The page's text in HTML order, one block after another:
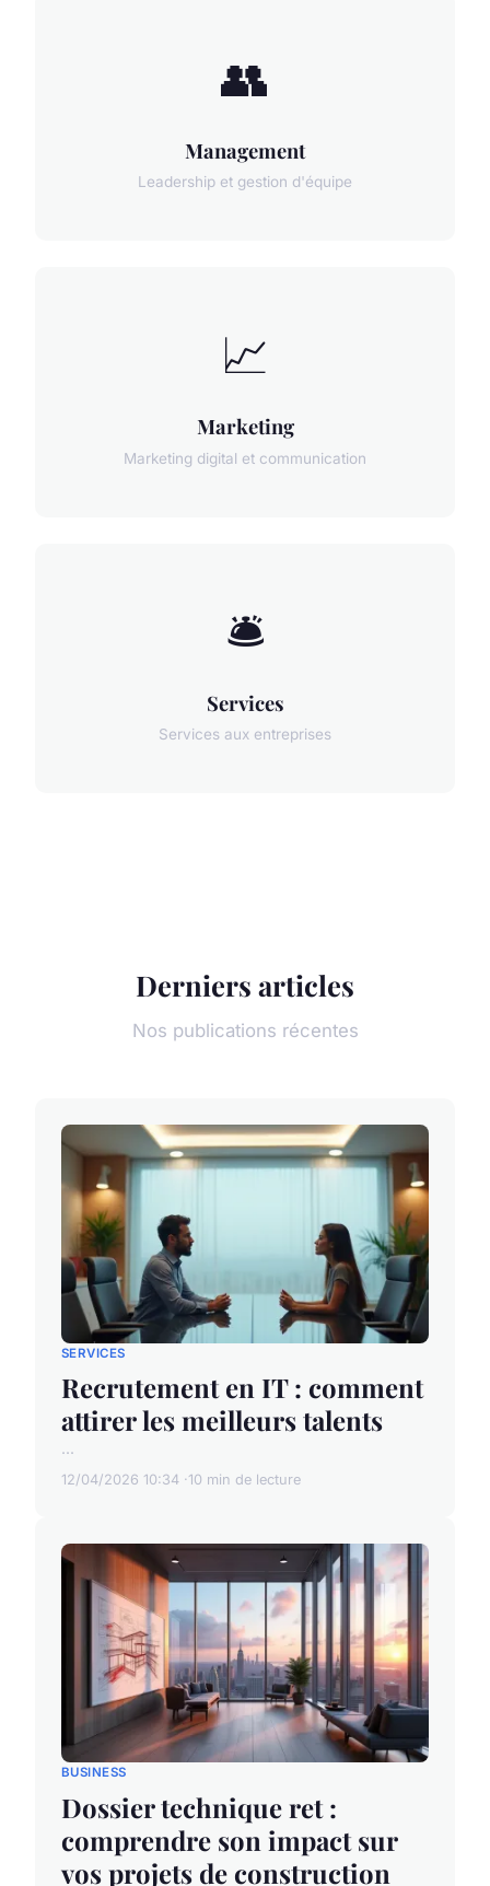
👥
Management
Leadership et gestion d'équipe
📈
Marketing
Marketing digital et communication
🛎️
Services
Services aux entreprises
Derniers articles
Nos publications récentes
SERVICES
Recrutement en IT : comment
attirer les meilleurs talents
...
12/04/2026 10:34 10 min de lecture
BUSINESS
Dossier technique ret :
comprendre son impact sur
vos projets de construction